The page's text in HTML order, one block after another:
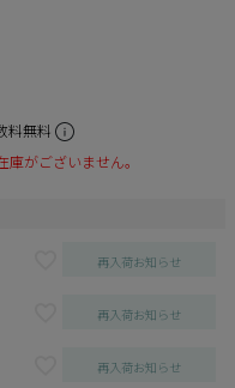
料無料
がございません。
再入荷お知らせ
再入荷お知らせ
再入荷お知らせ